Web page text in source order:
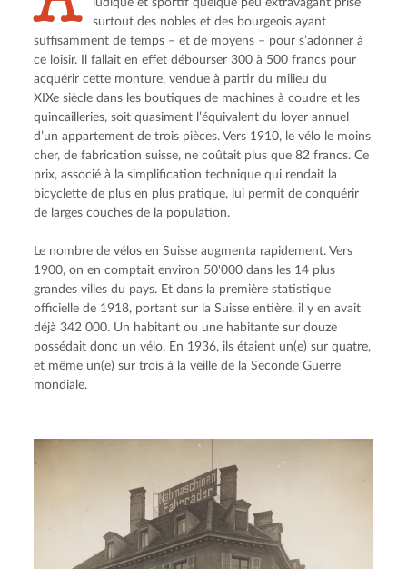
ludique et sportif quelque peu extravagant prisé
surtout des nobles et des bourgeois ayant
suffisamment de temps – et de moyens – pour s’adonner à
ce loisir. Il fallait en effet débourser 300 à 500 francs pour
acquérir cette monture, vendue à partir du milieu du
XIXe siècle dans les boutiques de machines à coudre et les
quincailleries, soit quasiment l’équivalent du loyer annuel
d’un appartement de trois pièces. Vers 1910, le vélo le moins
cher, de fabrication suisse, ne coûtait plus que 82 francs. Ce
prix, associé à la simplification technique qui rendait la
bicyclette de plus en plus pratique, lui permit de conquérir
de larges couches de la population.
Le nombre de vélos en Suisse augmenta rapidement. Vers
1900, on en comptait environ 50'000 dans les 14 plus
grandes villes du pays. Et dans la première statistique
officielle de 1918, portant sur la Suisse entière, il y en avait
déjà 342 000. Un habitant ou une habitante sur douze
possédait donc un vélo. En 1936, ils étaient un(e) sur quatre,
et même un(e) sur trois à la veille de la Seconde Guerre
mondiale.